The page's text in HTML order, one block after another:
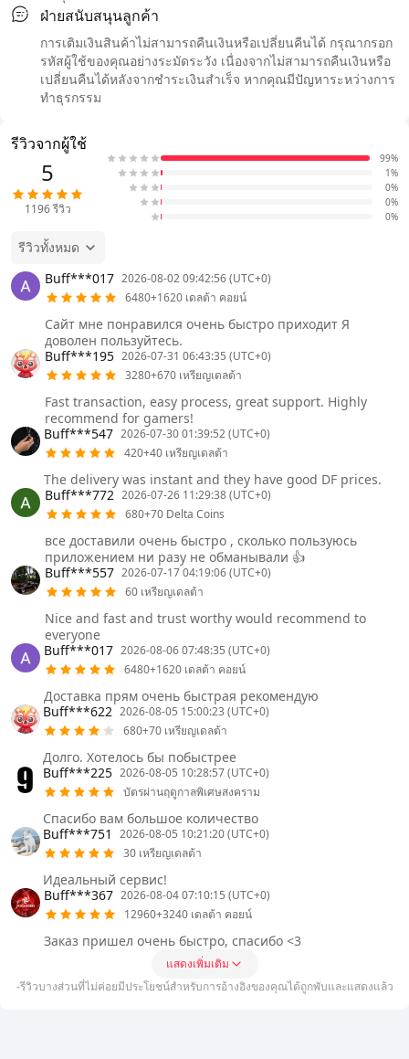
ฝ่ายสนับสนุนลูกค้า
การเติมเงินสินค้าไม่สามารถคืนเงินหรือเปลี่ยนคืนได้ กรุณากรอก
รหัสผู้ใช้ของคุณอย่างระมัดระวัง เนื่องจากไม่สามารถคืนเงินหรือ
เปลี่ยนคืนได้หลังจากชำระเงินสำเร็จ หากคุณมีปัญหาระหว่างการ
ทำธุรกรรม
รีวิวจากผู้ใช้
5
1196รีวิว
99%
1%
0%
0%
0%
รีวิวทั้งหมด
Buff***017 2026-08-02 09:42:56 (UTC+0)
6480+1620 เดลต้า คอยน์
Сайт мне понравился очень быстро приходит Я
доволен пользуйтесь.
Buff***195 2026-07-31 06:43:35 (UTC+0)
3280+670 เหรียญเดลต้า
Fast transaction, easy process, great support. Highly
recommend for gamers!
Buff***547 2026-07-30 01:39:52 (UTC+0)
420+40 เหรียญเดลต้า
The delivery was instant and they have good DF prices.
Buff***772 2026-07-26 11:29:38 (UTC+0)
680+70 Delta Coins
все доставили очень быстро , сколько пользуюсь
приложением ни разу не обманывали 👍
Buff***557 2026-07-17 04:19:06 (UTC+0)
60 เหรียญเดลต้า
Nice and fast and trust worthy would recommend to
everyone
Buff***017 2026-08-06 07:48:35 (UTC+0)
6480+1620 เดลต้า คอยน์
Доставка прям очень быстрая рекомендую
Buff***622 2026-08-05 15:00:23 (UTC+0)
680+70 เหรียญเดลต้า
Долго. Хотелось бы побыстрее
Buff***225 2026-08-05 10:28:57 (UTC+0)
บัตรผ่านฤดูกาลพิเศษสงคราม
Спасибо вам большое количество
Buff***751
2026-08-05 10:21:20 (UTC+0)
30 เหรียญเดลต้า
Идеальный сервис!
Buff***367 2026-08-04 07:10:15 (UTC+0)
12960+3240 เดลต้า คอยน์
Заказ пришел очень быстро, спасибо <3
แสดงเพิ่มเติม
-รีวิวบางส่วนที่ไม่ค่อยมีประโยชน์สำหรับการอ้างอิงของคุณได้ถูกพับและแสดงแล้ว